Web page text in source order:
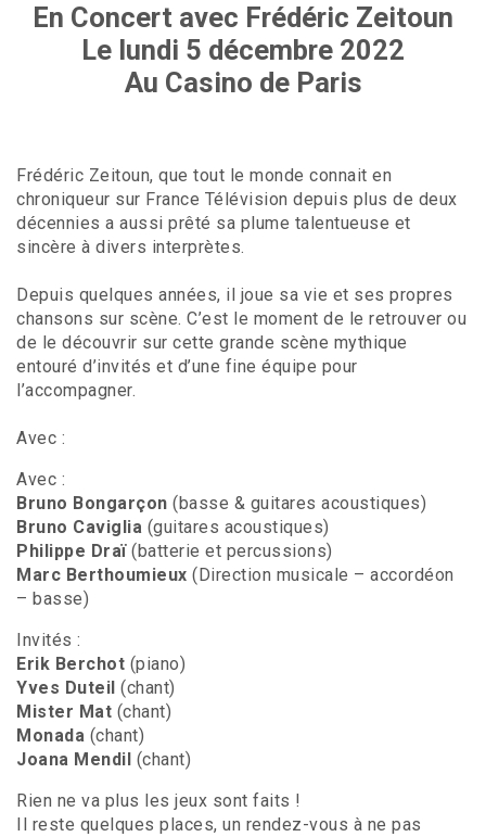
En Concert avec Frédéric Zeitoun
Le lundi 5 décembre 2022
Au Casino de Paris
Frédéric Zeitoun, que tout le monde connait en
chroniqueur sur France Télévision depuis plus de deux
décennies a aussi prêté sa plume talentueuse et
sincère à divers interprètes.
Depuis quelques années, il joue sa vie et ses propres
chansons sur scène. C’est le moment de le retrouver ou
de le découvrir sur cette grande scène mythique
entouré d’invités et d’une fine équipe pour
l’accompagner.
Avec :
Avec :
Bruno Bongarçon (basse & guitares acoustiques)
Bruno Caviglia (guitares acoustiques)
Philippe Draï(batterie et percussions)
Marc Berthoumieux (Direction musicale – accordéon
– basse)
Invités :
Erik Berchot (piano)
Yves Duteil (chant)
Mister Mat (chant)
Monada (chant)
Joana Mendil (chant)
Rien ne va plus les jeux sont faits !
Il reste quelques places, un rendez-vous à ne pas